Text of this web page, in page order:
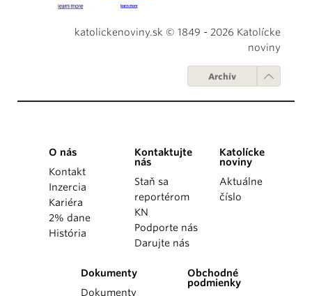
katolickenoviny.sk © 1849 - 2026 Katolícke
noviny
Archív
O nás
Kontakt
Inzercia
Kariéra
2% dane
História
Kontaktujte
nás
Staň sa
reportérom
KN
Podporte nás
Darujte nás
Katolícke
noviny
Aktuálne
číslo
Dokumenty
Dokumenty
Obchodné
podmienky